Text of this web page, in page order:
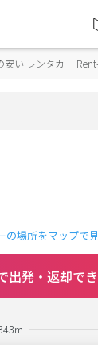
い レンタカー
の場所をマップで
出発・返却で